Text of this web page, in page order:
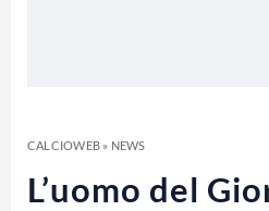
CALCIOWEB» NEWS
L’uomo del